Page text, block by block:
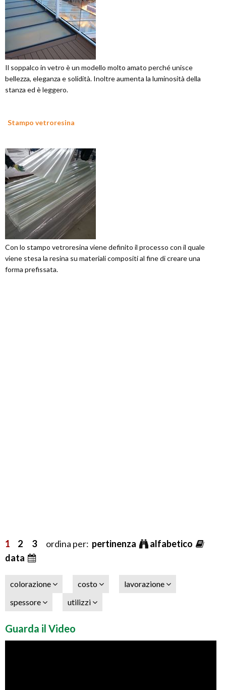
Il soppalco in vetro è un modello molto amato perché unisce
bellezza, eleganza e solidità. Inoltre aumenta la luminosità della
stanza ed è leggero.
Stampo vetroresina
Con lo stampo vetroresina viene definito il processo con il quale
viene stesa la resina su materiali compositi al fine di creare una
forma prefissata.
1 2 3ordina per: pertinenza
alfabetico
data
colorazione costo
lavorazione
spessore
utilizzi
Guarda il Video